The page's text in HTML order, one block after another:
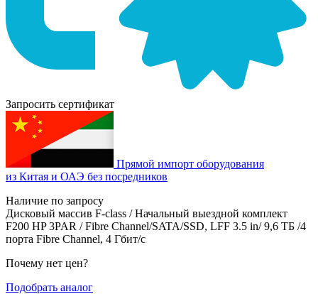
Запросить сертификат
Прямой импорт оборудования
из Китая и ОАЭ без посредников
Наличие по запросу
Дисковый массив F-class / Начальный выездной комплект
F200 HP 3PAR / Fibre Channel/SATA/SSD, LFF 3.5 in/ 9,6 ТБ /4
порта Fibre Channel, 4 Гбит/с
Почему нет цен?
Подобрать аналог